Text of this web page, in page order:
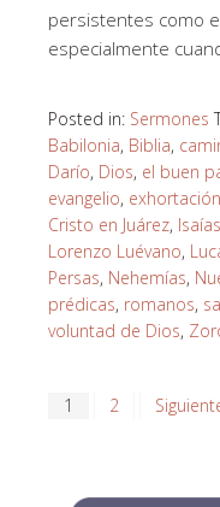
persistentes como
especialmente
Posted in: Sermones
Babilonia, Biblia,
Darío, Dios, el buen
evangelio, exhortación
Cristo en Juárez, Isaías
Lorenzo Luévano,
Persas, Nehemías,
prédicas, romanos,
voluntad de Dios,
1 2